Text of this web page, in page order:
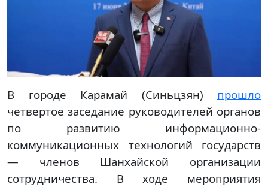
В городе Карамай (Синьцзян) прошло
четвертое заседание руководителей органов
по развитию информационно-
коммуникационных технологий государств
— членов Шанхайской организации
сотрудничества. В ходе мероприятия